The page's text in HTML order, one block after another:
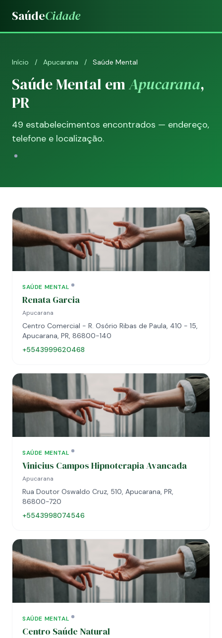
SaúdeCidade
Início / Apucarana / Saúde Mental
Saúde Mental emApucarana,
PR
49 estabelecimentos encontrados — endereço,
telefone e localização.
SAÚDE MENTAL
Renata Garcia
Apucarana
Centro Comercial - R. Osório Ribas de Paula, 410 - 15,
Apucarana, PR, 86800-140
+5543999620468
SAÚDE MENTAL
Vinicius Campos Hipnoterapia Avancada
Apucarana
Rua Doutor Oswaldo Cruz, 510, Apucarana, PR,
86800-720
+5543998074546
SAÚDE MENTAL
Centro Saúde Natural